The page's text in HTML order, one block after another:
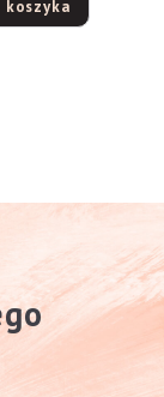
koszyka